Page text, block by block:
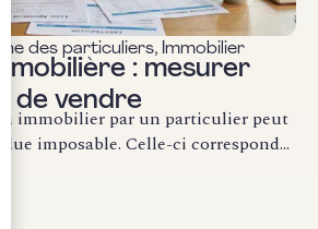
des particuliers, Immobilier
: mesurer
de vendre
immobilier par un particulier peut
imposable. Celle-ci correspond...